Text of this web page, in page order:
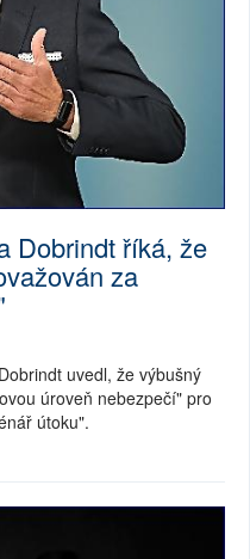
Dobrindt říká, že
za
uvedl, že výbušný
úroveň nebezpečí" pro
útoku".